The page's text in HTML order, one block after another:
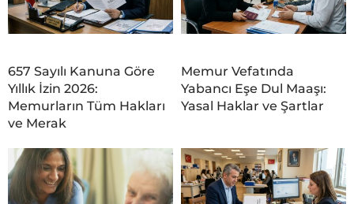
657 Sayılı Kanuna Göre
Yıllık İzin 2026:
Memurların Tüm Hakları
ve Merak
Memur Vefatında
Yabancı Eşe Dul Maaşı:
Yasal Haklar ve Şartlar